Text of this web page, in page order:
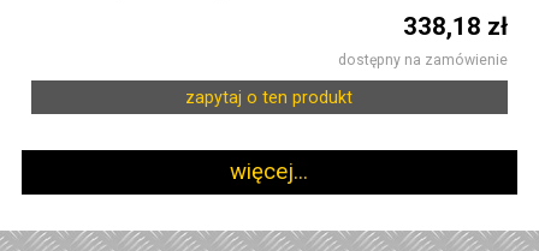
338,18 zł
dostępny na zamówienie
zapytaj o ten produkt
więcej...